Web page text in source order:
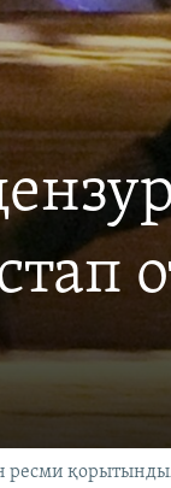
ресми